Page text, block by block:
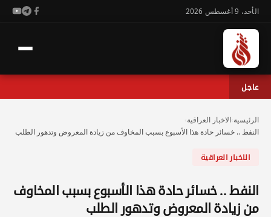
الأحد، 9 أغسطس 2026
عاجل
الرئيسية الاخبار العراقية
النفط .. خسائر حادة هذا الأسبوع بسبب المخاوف من زيادة المعروض وتدهور الطلب
الاخبار العراقية
النفط .. خسائر حادة هذا الأسبوع بسبب المخاوف
من زيادة المعروض وتدهور الطلب